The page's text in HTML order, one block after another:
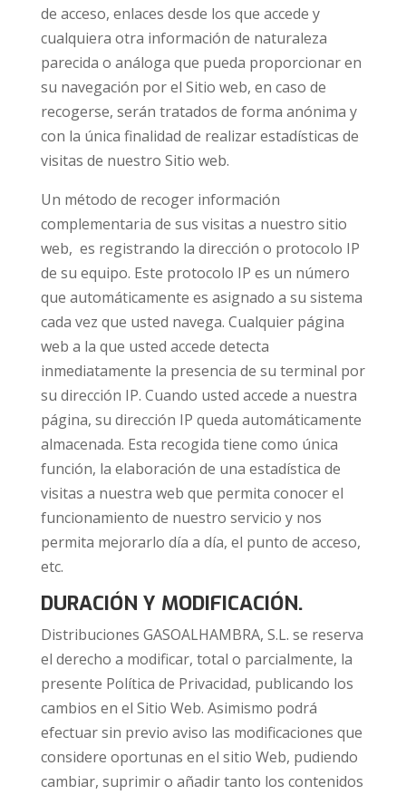
de acceso, enlaces desde los que accede y
cualquiera otra información de naturaleza
parecida o análoga que pueda proporcionar en
su navegación por el Sitio web, en caso de
recogerse, serán tratados de forma anónima y
con la única finalidad de realizar estadísticas de
visitas de nuestro Sitio web.
Un método de recoger información
complementaria de sus visitas a nuestro sitio
web, es registrando la dirección o protocolo IP
de su equipo. Este protocolo IP es un número
que automáticamente es asignado a su sistema
cada vez que usted navega. Cualquier página
web a la que usted accede detecta
inmediatamente la presencia de su terminal por
su dirección IP. Cuando usted accede a nuestra
página, su dirección IP queda automáticamente
almacenada. Esta recogida tiene como única
función, la elaboración de una estadística de
visitas a nuestra web que permita conocer el
funcionamiento de nuestro servicio y nos
permita mejorarlo día a día, el punto de acceso,
etc.
DURACIÓN Y MODIFICACIÓN.
Distribuciones GASOALHAMBRA, S.L. se reserva
el derecho a modificar, total o parcialmente, la
presente Política de Privacidad, publicando los
cambios en el Sitio Web. Asimismo podrá
efectuar sin previo aviso las modificaciones que
considere oportunas en el sitio Web, pudiendo
cambiar, suprimir o añadir tanto los contenidos